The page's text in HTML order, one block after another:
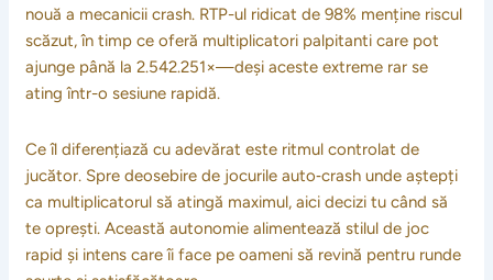
nouă a mecanicii crash. RTP-ul ridicat de 98% menține riscul
scăzut, în timp ce oferă multiplicatori palpitanti care pot
ajunge până la 2.542.251×—deși aceste extreme rar se
ating într-o sesiune rapidă.
Ce îl diferențiază cu adevărat este ritmul controlat de
jucător. Spre deosebire de jocurile auto‑crash unde aștepți
ca multiplicatorul să atingă maximul, aici decizi tu când să
te oprești. Această autonomie alimentează stilul de joc
rapid și intens care îi face pe oameni să revină pentru runde